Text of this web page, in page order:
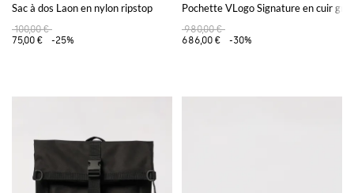
Sac à dos Laon en nylon ripstop
100,00 €
75,00 €
-25%
Pochette VLogo Signature en cuir
980,00 €
686,00 €
-30%